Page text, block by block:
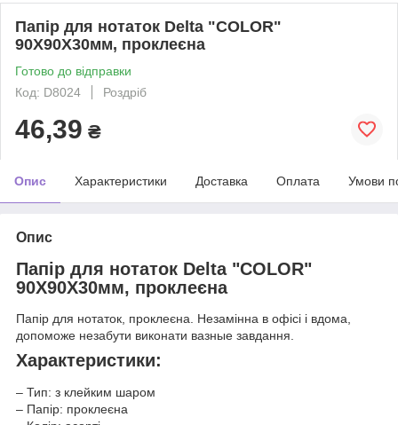
Папір для нотаток Delta "COLOR"
90Х90Х30мм, проклеєна
Готово до відправки
Код: D8024
Роздріб
46,39 ₴
Опис Характеристики Доставка Оплата Умови
Опис
Папір для нотаток Delta "COLOR"
90Х90Х30мм, проклеєна
Папір для нотаток, проклеєна. Незамінна в офісі і вдома,
допоможе незабути виконати вазные завдання.
Характеристики:
– Тип: з клейким шаром
– Папір: проклеєна